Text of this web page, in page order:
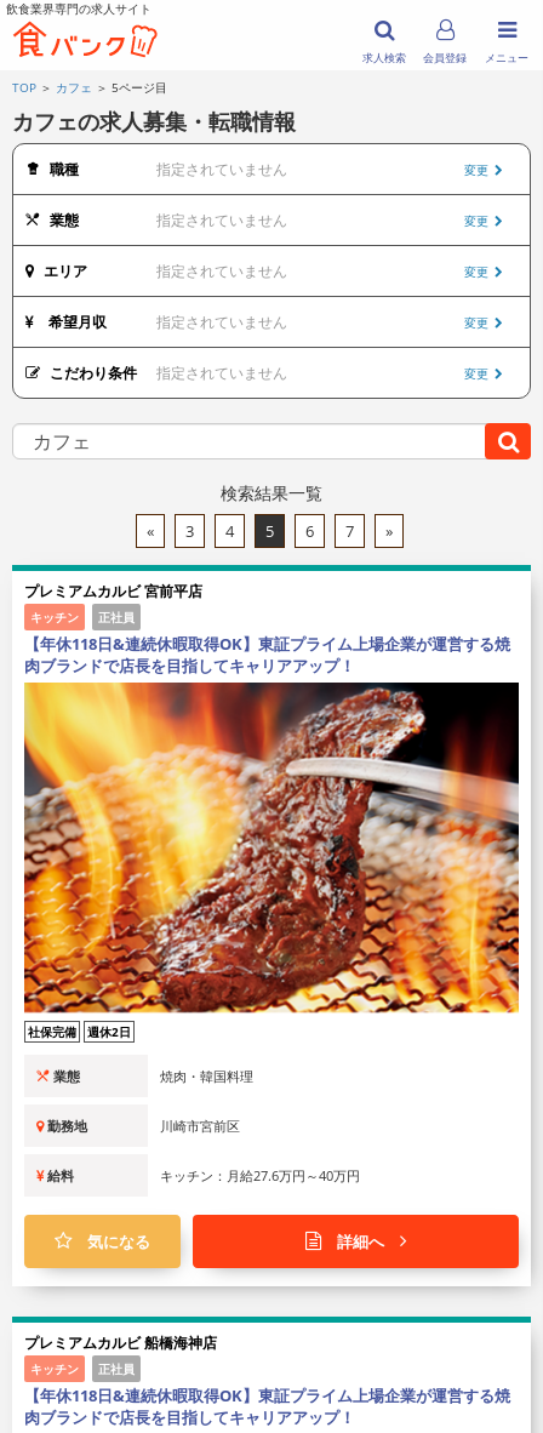
飲食業界専門の求人サイト
メニュー
求人検索 会員登録
TOP ＞ カフェ ＞ 5ページ目
カフェの求人募集・転職情報
職種 指定されていません 変更
業態 指定されていません 変更
エリア 指定されていません 変更
希望月収 指定されていません 変更
こだわり条件 指定されていません 変更
検索結果一覧
« 3 4 5 6 7 »
プレミアムカルビ 宮前平店
キッチン 正社員
【年休118日&連続休暇取得OK】東証プライム上場企業が運営する焼
肉ブランドで店長を目指してキャリアアップ！
社保完備 週休2日
業態 焼肉・韓国料理
勤務地 川崎市宮前区
給料 キッチン：月給27.6万円～40万円
気になる 詳細へ
プレミアムカルビ 船橋海神店
キッチン 正社員
【年休118日&連続休暇取得OK】東証プライム上場企業が運営する焼
肉ブランドで店長を目指してキャリアアップ！